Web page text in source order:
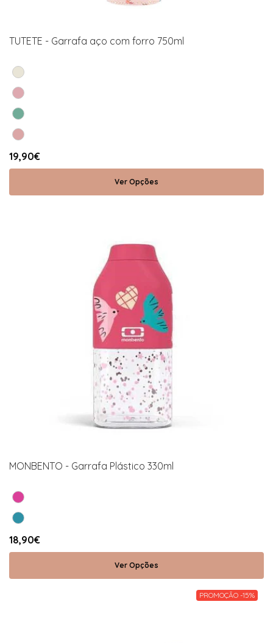
TUTETE - Garrafa aço com forro 750ml
19,90€
Ver Opções
MONBENTO - Garrafa Plástico 330ml
18,90€
Ver Opções
PROMOÇÃO -15%